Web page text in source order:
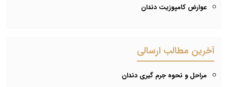
عوارض کامپوزیت دندان
آخرین مطالب ارسالی
مراحل و نحوه جرم گیری دندان